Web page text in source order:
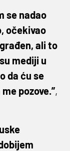
se nadao
očekivao
ali to
mediji u
da ću se
pozove.”,